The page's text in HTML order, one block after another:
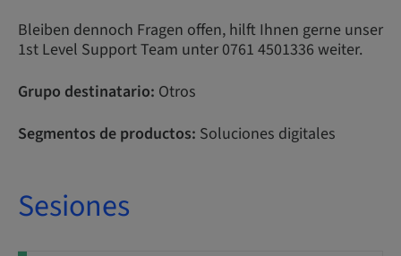
Bleiben dennoch Fragen offen, hilft Ihnen gerne unser
1st Level Support Team unter 0761 4501336 weiter.
Grupo destinatario: Otros
Segmentos de productos: Soluciones digitales
Sesiones